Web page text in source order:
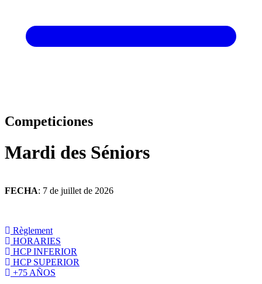
Competiciones
Mardi des Séniors
FECHA: 7 de juillet de 2026
Règlement
HORARIES
HCP INFERIOR
HCP SUPERIOR
+75 AÑOS